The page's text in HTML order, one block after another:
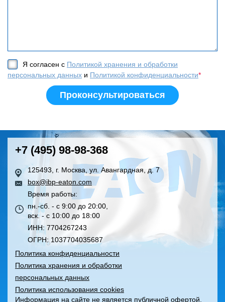
Я согласен с Политикой хранения и обработки
персональных данных и Политикой конфиденциальности*
+7 (495) 98-98-368
125493, г. Москва, ул. Авангардная, д. 7
box@ibp-eaton.com
Время работы:
пн.-сб. - с 9:00 до 20:00,
вск. - с 10:00 до 18:00
ИНН: 7704267243
ОГРН: 1037704035687
Политика конфиденциальности
Политика хранения и обработки
персональных данных
Политика использования cookies
Информация на сайте не является публичной офертой.